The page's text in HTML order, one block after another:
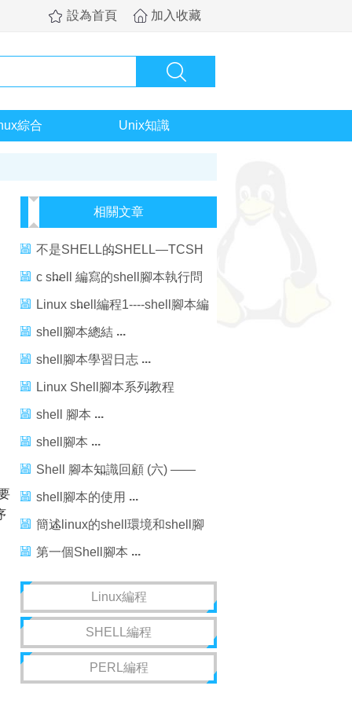
設為首頁 加入收藏
綜合 Unix知識
相關文章
不是SHELL的SHELL—TCSH
SHELL 編程
c shell 編寫的shell腳本執行問
題
Linux shell編程1----shell腳本編
程基礎
shell腳本總結
shell腳本學習日志
Linux Shell腳本系列教程
（一）：Shell入門
shell 腳本
shell腳本
Shell 腳本知識回顧 (六) ——
Shell 函數
shell腳本的使用
簡述linux的shell環境和shell腳
本
第一個Shell腳本
Linux編程
SHELL編程
PERL編程